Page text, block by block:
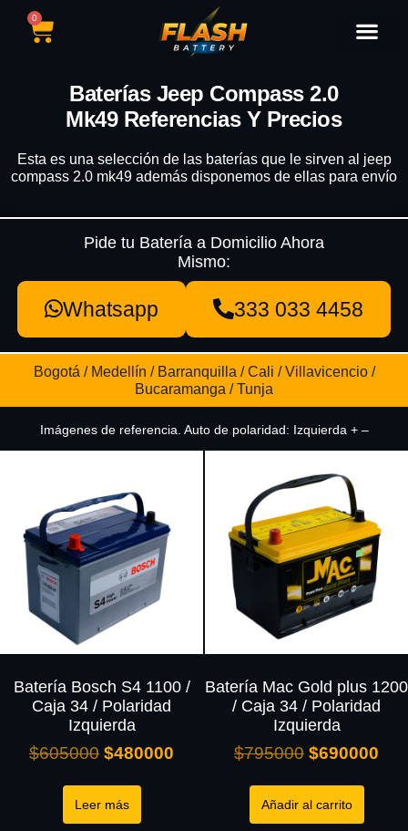
0
Baterías Jeep Compass 2.0
Mk49 Referencias Y Precios
Esta es una selección de las baterías que le sirven al jeep
compass 2.0 mk49 además disponemos de ellas para envío
Pide tu Batería a Domicilio Ahora
Mismo:
Whatsapp 333 033 4458
Bogotá / Medellín / Barranquilla / Cali / Villavicencio /
Bucaramanga / Tunja
Imágenes de referencia. Auto de polaridad: Izquierda + –
Batería Bosch S4 1100 /
Caja 34 / Polaridad
Izquierda
$605000 $480000
Leer más
Batería Mac Gold plus 1200
/ Caja 34 / Polaridad
Izquierda
$795000 $690000
Añadir al carrito